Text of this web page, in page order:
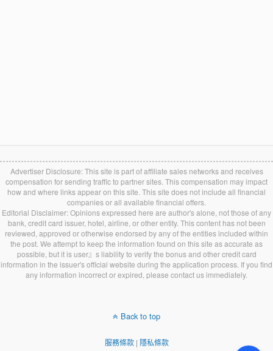
Advertiser Disclosure: This site is part of affiliate sales networks and receives
compensation for sending traffic to partner sites. This compensation may impact
how and where links appear on this site. This site does not include all financial
companies or all available financial offers.
Editorial Disclaimer: Opinions expressed here are author's alone, not those of any
bank, credit card issuer, hotel, airline, or other entity. This content has not been
reviewed, approved or otherwise endorsed by any of the entities included within
the post. We attempt to keep the information found on this site as accurate as
possible, but it is user』s liability to verify the bonus and other credit card
information in the issuer's official website during the application process. If you find
any information incorrect or expired, please contact us immediately.
Back to top
服務條款| 隱私條款